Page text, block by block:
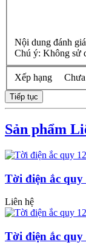
Nội dung đánh giá
Chú ý: Không sử
Xếp hạng Chưa
Tiếp tục
Sản phẩm
Tời điện ắc
Liên hệ
Tời điện ắc quy